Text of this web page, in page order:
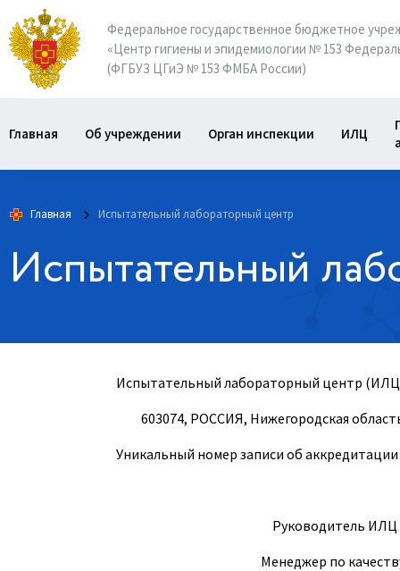
Федеральное государственное бюджетное
«Центр гигиены и эпидемиологии № 153
(ФГБУЗ ЦГиЭ № 153 ФМБА России)
Главная Об учреждении Орган инспекции ИЛЦ
Главная Испытательный лабораторный центр
Испытательный
Испытательный лабораторный центр
603074, РОССИЯ, Нижегородская
Уникальный номер записи об
Руководитель
Менеджер по